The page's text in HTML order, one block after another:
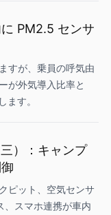
PM2.5 センサ
すが、乗員の呼気由
が外気導入比率と
ます。
）：キャンプ
ピット、空気センサ
、スマホ連携が車内